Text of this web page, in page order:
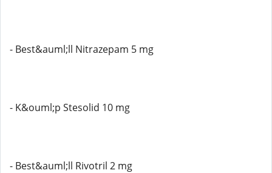
- Best&auml;ll Nitrazepam 5 mg
- K&ouml;p Stesolid 10 mg
- Best&auml;ll Rivotril 2 mg